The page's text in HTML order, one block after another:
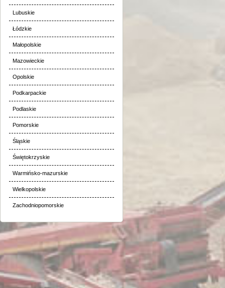
Lubuskie
Łódzkie
Małopolskie
Mazowieckie
Opolskie
Podkarpackie
Podlaskie
Pomorskie
Śląskie
Świętokrzyskie
Warmińsko-mazurskie
Wielkopolskie
Zachodniopomorskie